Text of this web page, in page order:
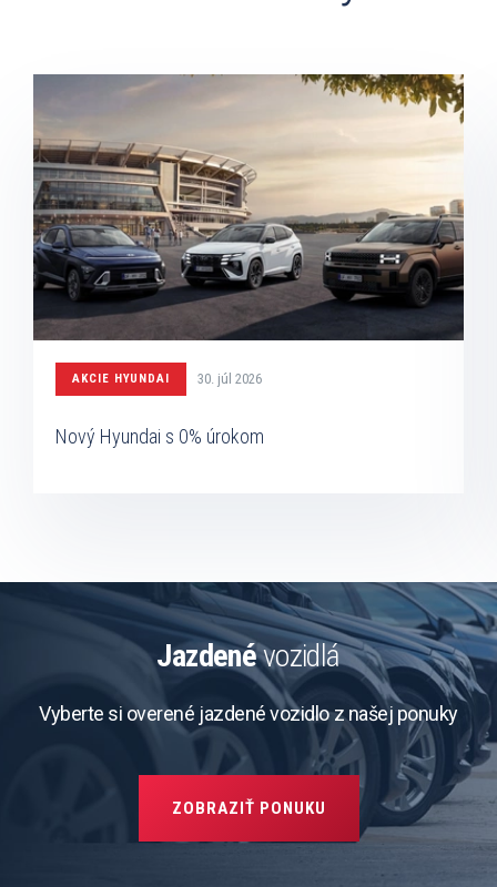
AKCIE HYUNDAI 30. júl 2026
Nový Hyundai s 0% úrokom
Jazdenévozidlá
Vyberte si overené jazdené vozidlo z našej ponuky
ZOBRAZIŤ PONUKU